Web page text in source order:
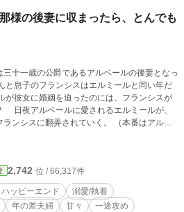
様の後妻に収まったら、とんでも
十一歳の公爵であるアルベールの後妻となっ
息子のフランシスはエルミールと同い年だ
彼女に婚姻を迫ったのには、フランシスが
翻弄されていく。 （本番はアルベ
いです）
2,742 位 / 66,317件
ハッピーエンド
溺愛/執着
年の差夫婦 甘々
一途攻め